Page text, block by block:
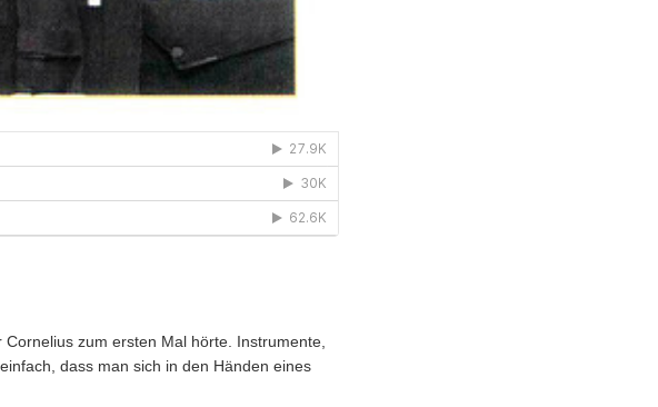
zum ersten Mal hörte. Instrumente,
dass man sich in den Händen eines